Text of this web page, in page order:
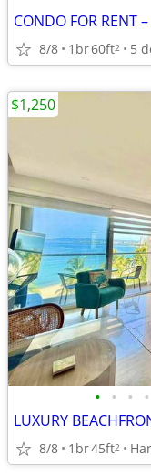
CONDO FOR RENT
8/8 1br60ft2 5
• • • •
LUXURY
8/8 1br45ft2
$1,250